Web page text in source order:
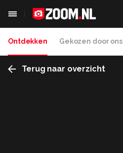
Ontdekken Gekozen door ons
Terug naar overzicht